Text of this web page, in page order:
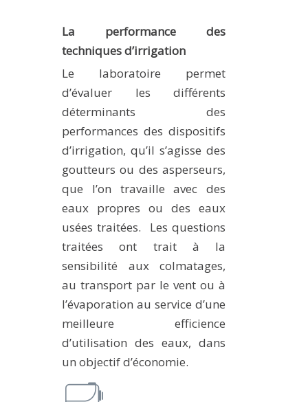
IMPLANTATIONS GÉOGRAPHIQUES
NOS RÉSEAUX SCIENTIFIQUES ET TECHNIQUES
SÉMINAIRES RÉGULIERS
FORMATION
MASTER
INGÉNIEUR
FORMATION CONTINUE
THÈSES EN COURS
PRODUCTION
MÉTHODES ET OUTILS
LOGICIELS
PUBLICATIONS SUR HAL
La performance des
techniques d’irrigation
Le laboratoire permet
d’évaluer les différents
déterminants des
performances des dispositifs
d’irrigation, qu’il s’agisse des
goutteurs ou des asperseurs,
que l’on travaille avec des
eaux propres ou des eaux
usées traitées. Les questions
traitées ont trait à la
sensibilité aux colmatages,
au transport par le vent ou à
l’évaporation au service d’une
meilleure efficience
d’utilisation des eaux, dans
un objectif d’économie.